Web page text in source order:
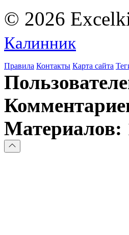
© 2026
Калинник
Правила Контакты Карта сайта
Материалов: